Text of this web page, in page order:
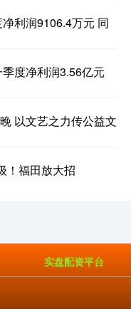
利润9106.4万元 同
度净利润3.56亿元
以文艺之力传公益文
！福田放大招
实盘配资平台